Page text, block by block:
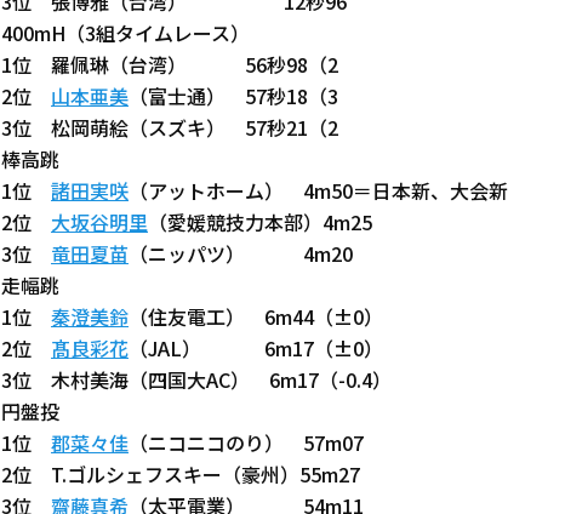
400mH（3組タイムレース）
1位 羅佩琳（台湾） 56秒98（2
2位 山本亜美 （富士通） 57秒18（3
3位 松岡萌絵（スズキ） 57秒21（2
棒高跳
1位 諸田実咲 （アットホーム） 4m50＝日本新、大会新
2位 大坂谷明里 （愛媛競技力本部）4m25
3位 竜田夏苗 （ニッパツ） 4m20
走幅跳
1位 秦澄美鈴 （住友電工） 6m44（±0）
2位 髙良彩花 （JAL） 6m17（±0）
3位 木村美海（四国大AC） 6m17（-0.4）
円盤投
1位 郡菜々佳 （ニコニコのり） 57m07
2位 T.ゴルシェフスキー（豪州）55m27
3位 齋藤真希 （太平電業） 54m11